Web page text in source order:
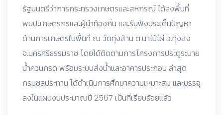
รัฐมนตรีว่าการกระทรวงเกษตรและสหกรณ์ ได้ลงพื้นที่
พบปะเกษตรกรและผู้นำท้องถิ่น และรับฟังประเด็นปัญหา
ด้านการเกษตรในพื้นที่ ณ วัดทุ่งส้าน ต.นาไม้ไผ่ อ.ทุ่งสง
จ.นครศรีธรรมราช โดยได้ติดตามการโครงการประตูระบาย
น้ำควนกรด พร้อมระบบส่งน้ำและอาคารประกอบ ล่าสุด
กรมชลประทาน ได้ดำเนินการศึกษาความเหมาะสม และบรรจุ
ลงในแผนงบประมาณปี 2567 เป็นที่เรียบร้อยแล้ว